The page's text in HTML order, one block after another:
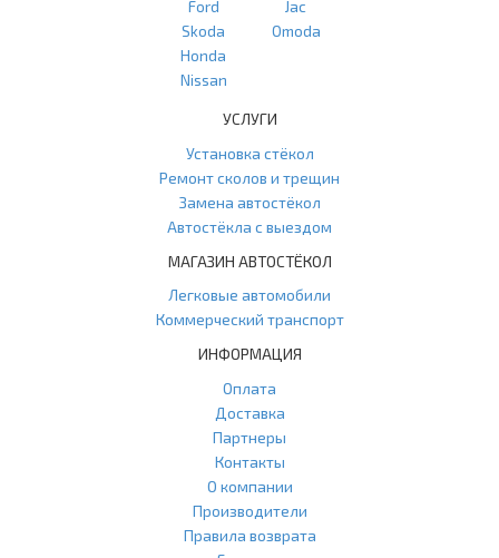
Ford
Skoda
Honda
Nissan
Jac
Omoda
УСЛУГИ
Установка стёкол
Ремонт сколов и трещин
Замена автостёкол
Автостёкла с выездом
МАГАЗИН АВТОСТЁКОЛ
Легковые автомобили
Коммерческий транспорт
ИНФОРМАЦИЯ
Оплата
Доставка
Партнеры
Контакты
О компании
Производители
Правила возврата